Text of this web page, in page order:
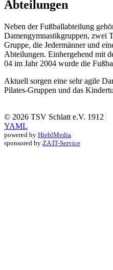
Abteilungen
Neben der Fußballabteilung
Damengymnastikgruppen, zwei
Gruppe, die Jedermänner und
Abteilungen. Einhergehend mit
04 im Jahr 2004 wurde die
Aktuell sorgen eine sehr agile
Pilates-Gruppen und das
© 2026 TSV Schlatt e.V. 1912
YAML
powered by HieblMedia
sponsored by ZA IT-Service